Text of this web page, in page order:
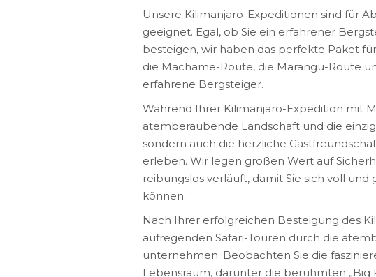
Unsere Kilimanjaro-Expeditionen sind für
geeignet. Egal, ob Sie ein erfahrener
besteigen, wir haben das perfekte Paket
die Machame-Route, die Marangu-Route
erfahrene Bergsteiger.
Während Ihrer Kilimanjaro-Expedition mit
atemberaubende Landschaft und die
sondern auch die herzliche
erleben. Wir legen großen Wert auf
reibungslos verläuft, damit Sie sich voll
können.
Nach Ihrer erfolgreichen Besteigung des
aufregenden Safari-Touren durch die
unternehmen. Beobachten Sie die
Lebensraum, darunter die berühmten „Big